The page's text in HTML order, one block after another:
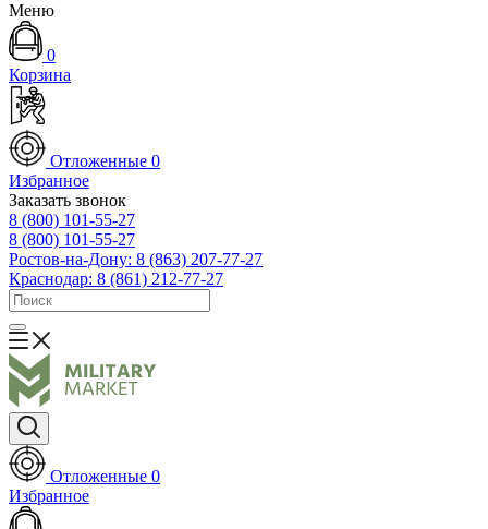
Меню
0
Корзина
Отложенные 0
Избранное
Заказать звонок
8 (800) 101-55-27
8 (800) 101-55-27
Ростов-на-Дону: 8 (863) 207-77-27
Краснодар: 8 (861) 212-77-27
Отложенные 0
Избранное